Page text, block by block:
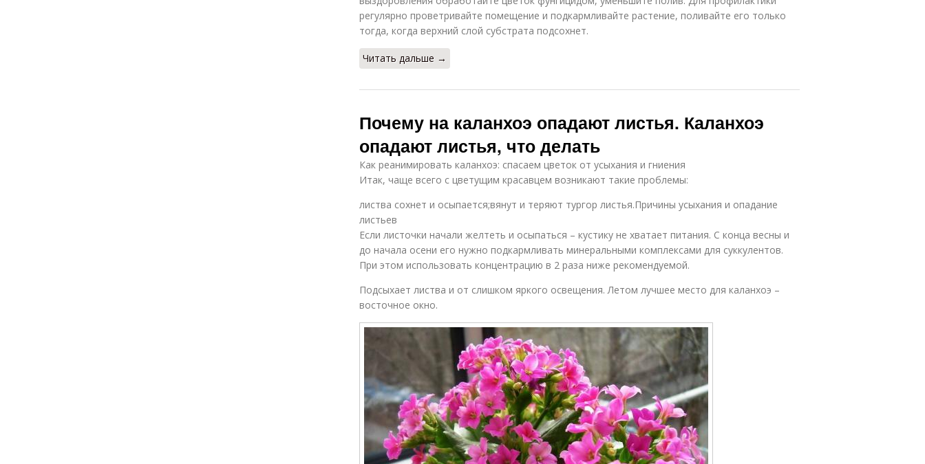
регулярно проветривайте помещение и подкармливайте растение, поливайте его только
тогда, когда верхний слой субстрата подсохнет.
Читать дальше →
Почему на каланхоэ опадают листья. Каланхоэ
опадают листья, что делать
Как реанимировать каланхоэ: спасаем цветок от усыхания и гниения
Итак, чаще всего с цветущим красавцем возникают такие проблемы:
листва сохнет и осыпается;вянут и теряют тургор листья.Причины усыхания и опадание
листьев
Если листочки начали желтеть и осыпаться – кустику не хватает питания. С конца весны и
до начала осени его нужно подкармливать минеральными комплексами для суккулентов.
При этом использовать концентрацию в 2 раза ниже рекомендуемой.
Подсыхает листва и от слишком яркого освещения. Летом лучшее место для каланхоэ –
восточное окно.